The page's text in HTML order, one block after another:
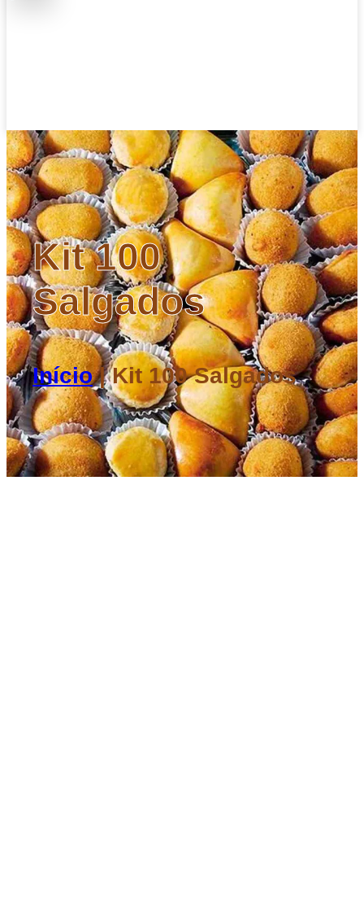
Kit 100
Salgados
Início|Kit 100 Salgados